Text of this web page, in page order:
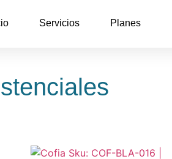
Servicios Planes